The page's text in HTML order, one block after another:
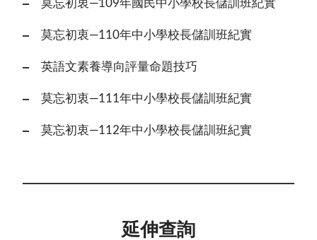
莫忘初衷—109年國民中小學校長儲訓班紀實
莫忘初衷—110年中小學校長儲訓班紀實
英語文素養導向評量命題技巧
莫忘初衷—111年中小學校長儲訓班紀實
莫忘初衷—112年中小學校長儲訓班紀實
延伸查詢